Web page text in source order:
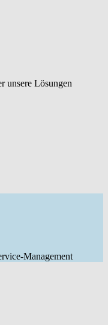
unsere Lösungen
Management